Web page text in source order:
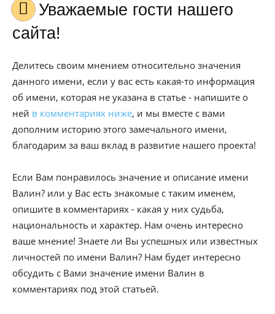
Уважаемые гости нашего
сайта!
Делитесь своим мнением относительно значения
данного имени, если у вас есть какая-то информация
об имени, которая не указана в статье - напишите о
ней в комментариях ниже, и мы вместе с вами
дополним историю этого замечального имени,
благодарим за ваш вклад в развитие нашего проекта!
Если Вам понравилось значение и описание имени
Валин? или у Вас есть знакомые с таким именем,
опишите в комментариях - какая у них судьба,
национальность и характер. Нам очень интересно
ваше мнение! Знаете ли Вы успешных или известных
личностей по имени Валин? Нам будет интересно
обсудить с Вами значение имени Валин в
комментариях под этой статьей.